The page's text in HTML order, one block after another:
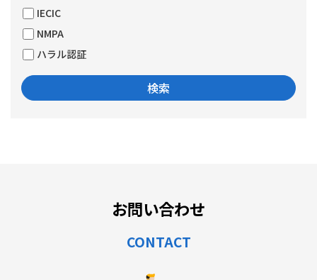
IECIC
NMPA
ハラル認証
お問い合わせ
CONTACT